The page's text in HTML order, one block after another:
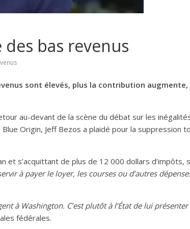
bas revenus
sont élevés, plus la contribution
au-devant de la scène du débat sur les
Origin, Jeff Bezos a plaidé pour la suppression
et s’acquittant de plus de 12 000 dollars d’impôts,
à payer le loyer, les courses ou d’autres
à Washington. C’est plutôt à l’État de lui présenter
fédérales.